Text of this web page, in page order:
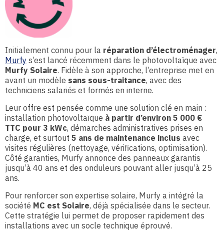
Initialement connu pour la réparation d’électroménager,
Murfy s’est lancé récemment dans le photovoltaïque avec
Murfy Solaire. Fidèle à son approche, l’entreprise met en
avant un modèle sans sous-traitance, avec des
techniciens salariés et formés en interne.
Leur offre est pensée comme une solution clé en main :
installation photovoltaïque à partir d’environ 5 000 €
TTC pour 3 kWc, démarches administratives prises en
charge, et surtout 5 ans de maintenance inclus avec
visites régulières (nettoyage, vérifications, optimisation).
Côté garanties, Murfy annonce des panneaux garantis
jusqu’à 40 ans et des onduleurs pouvant aller jusqu’à 25
ans.
Pour renforcer son expertise solaire, Murfy a intégré la
société MC est Solaire, déjà spécialisée dans le secteur.
Cette stratégie lui permet de proposer rapidement des
installations avec un socle technique éprouvé.